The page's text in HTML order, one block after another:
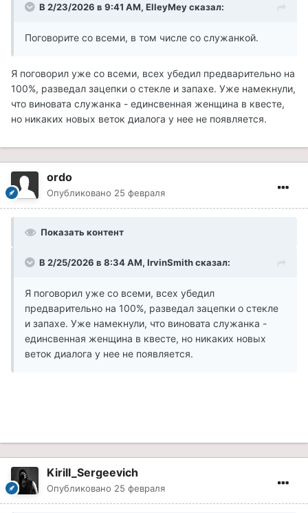
В 2/23/2026 в 9:41 AM, ElleyMeyсказал:
Поговорите со всеми, в том числе со служанкой.
Я поговорил уже со всеми, всех убедил предварительно на
100%, разведал зацепки о стекле и запахе. Уже намекнули,
что виновата служанка - единсвенная женщина в квесте,
но никаких новых веток диалога у нее не появляется.
ordo
Опубликовано 25 февраля
Показать контент
В 2/25/2026 в 8:34 AM, IrvinSmithсказал:
Я поговорил уже со всеми, всех убедил
предварительно на 100%, разведал зацепки о стекле
и запахе. Уже намекнули, что виновата служанка -
единсвенная женщина в квесте, но никаких новых
веток диалога у нее не появляется.
Kirill_Sergeevich
Опубликовано 25 февраля